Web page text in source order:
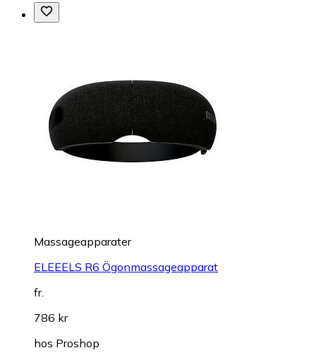
Massageapparater
ELEEELS R6 Ögonmassageapparat
fr.
786 kr
hos Proshop